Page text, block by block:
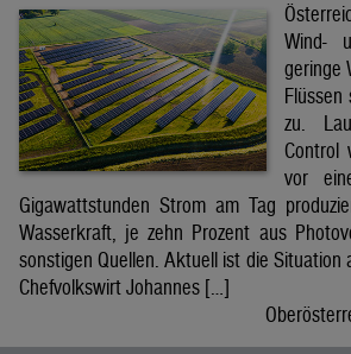
Wind-
geringe
zu.
Control
vor
Gigawattstunden Strom am Tag
Wasserkraft, je zehn Prozent aus
sonstigen Quellen. Aktuell ist die Situation
Chefvolkswirt Johannes […]